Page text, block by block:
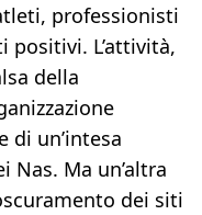
professionisti
positivi. L’attività,
della
di un’intesa
Ma un’altra
dei siti